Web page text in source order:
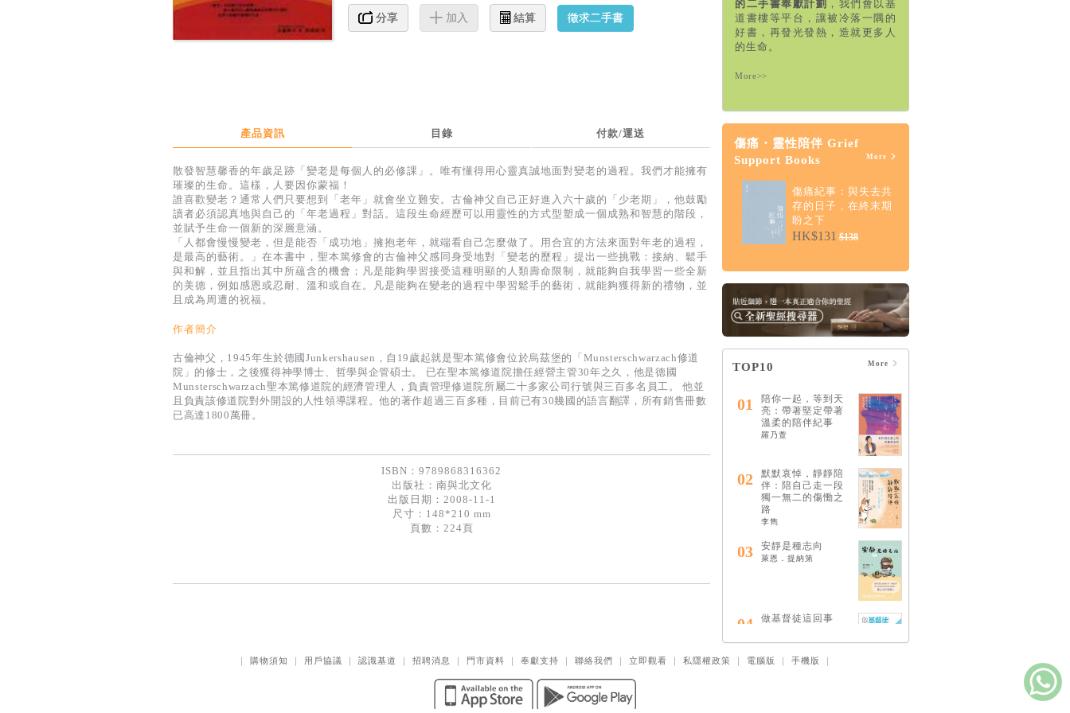
分享 加入 結算 徵求二手書
產品資訊 目錄 付款/運送
散發智慧馨香的年歲足跡「變老是每個人的必修課」。唯有懂得用心靈真誠地面對變老的過程。我們才能擁有
璀璨的生命。這樣，人要因你蒙福！
誰喜歡變老？通常人們只要想到「老年」就會坐立難安。古倫神父自己正好進入六十歲的「少老期」，他鼓勵
讀者必須認真地與自己的「年老過程」對話。這段生命經歷可以用靈性的方式型塑成一個成熟和智慧的階段，
並賦予生命一個新的深層意涵。
「人都會慢慢變老，但是能否「成功地」擁抱老年，就端看自己怎麼做了。用合宜的方法來面對年老的過程，
是最高的藝術。」在本書中，聖本篤修會的古倫神父感同身受地對「變老的歷程」提出一些挑戰：接納、鬆手
與和解，並且指出其中所蘊含的機會；凡是能夠學習接受這種明顯的人類壽命限制，就能夠自我學習一些全新
的美德，例如感恩或忍耐、溫和或自在。凡是能夠在變老的過程中學習鬆手的藝術，就能夠獲得新的禮物，並
且成為周遭的祝福。
作者簡介
古倫神父，1945年生於德國Junkershausen，自19歲起就是聖本篤修會位於烏茲堡的「Munsterschwarzach修道
院」的修士，之後獲得神學博士、哲學與企管碩士。 已在聖本篤修道院擔任經營主管30年之久，他是德國
Munsterschwarzach聖本篤修道院的經濟管理人，負責管理修道院所屬二十多家公司行號與三百多名員工。 他並
且負責該修道院對外開設的人性領導課程。他的著作超過三百多種，目前已有30幾國的語言翻譯，所有銷售冊數
已高達1800萬冊。
ISBN：9789868316362
出版社： 南與北文化
出版日期：2008-11-1
尺寸：148*210 mm
頁數：224頁
的二手書奉獻計劃 ，我們會以基
道書樓等平台，讓被冷落一隅的
好書，再發光發熱，造就更多人
的生命。
More>>
傷痛・靈性陪伴 Grief
Support Books
More
傷痛紀事：與失去共
存的日子，在終末期
盼之下
HK$131 $138
TOP10 More
01
陪你一起，等到天
亮：帶著堅定帶著
溫柔的陪伴紀事
羅乃萱
02
默默哀悼，靜靜陪
伴：陪自己走一段
獨一無二的傷慟之
路
李雋
03 安靜是種志向
萊恩．提納第
04
做基督徒這回事
蔡頌輝
購物須知 用戶協議 認識基道 招聘消息 門市資料 奉獻支持 聯絡我們 立即觀看 私隱權政策 電腦版 手機版